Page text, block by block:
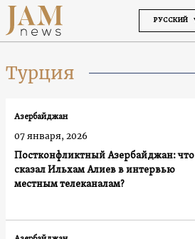
РУССКИЙ
Турция
Постконфликтный Азербайджан: что
сказал Ильхам Алиев в интервью
местным телеканалам?
Азербайджан
07 января, 2026